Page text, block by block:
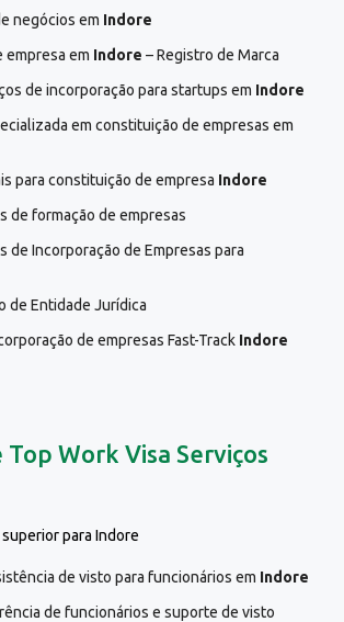
negócios em Indore
empresa em Indore – Registro de Marca
de incorporação para startups em Indore
em constituição de empresas em
para constituição de empresa Indore
de formação de empresas
de Incorporação de Empresas para
de Entidade Jurídica
de empresas Fast-Track Indore
Top Work Visa Serviços
para Indore
de visto para funcionários em Indore
de funcionários e suporte de visto